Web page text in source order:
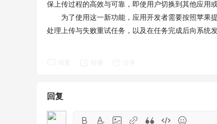
保上传过程的高效与可靠，即使用户切换到其他应用
为了使用这一新功能，应用开发者需要按照苹果提
处理上传与失败重试任务，以及在任务完成后向系统发
回复